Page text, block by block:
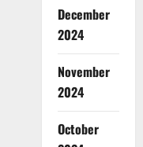
December
2024
November
2024
October